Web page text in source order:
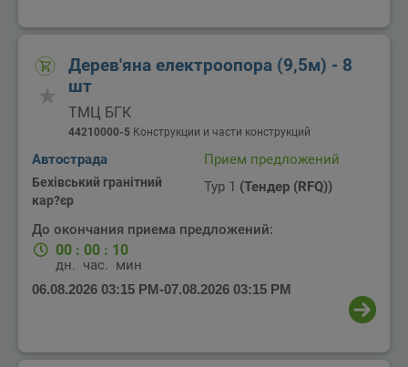
Дерев'яна електроопора (9,5м) - 8
шт
ТМЦ БГК
44210000-5 Конструкции и части конструкций
Автострада
Бехівський гранітний
кар?єр
Прием предложений
Тур 1 (Тендер (RFQ))
До окончания приема предложений:
00 : 00 : 10
дн. час. мин.
06.08.2026 03:15 PM-07.08.2026 03:15 PM